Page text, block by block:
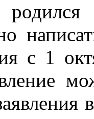
с 1